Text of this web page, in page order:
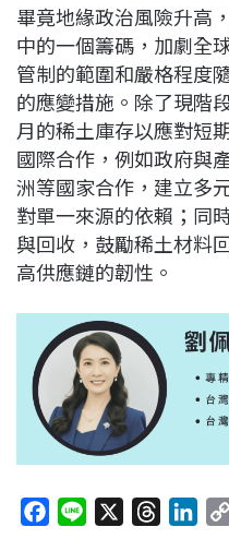
畢竟地緣政治風險升高
中的一個籌碼，加劇全
管制的範圍和嚴格程度
的應變措施。除了現階
月的稀土庫存以應對短
國際合作，例如政府與
洲等國家合作，建立多
對單一來源的依賴；同
與回收，鼓勵稀土材料
高供應鏈的韌性。